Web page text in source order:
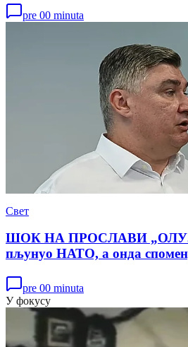
pre 00 minuta
Свет
ШОК НА ПРОСЛАВИ
пљунуо НАТО, а онда
pre 00 minuta
У фокусу